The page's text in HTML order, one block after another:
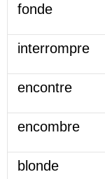
fonde
interrompre
encontre
encombre
blonde